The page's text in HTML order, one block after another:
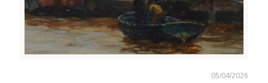
05/04/2026